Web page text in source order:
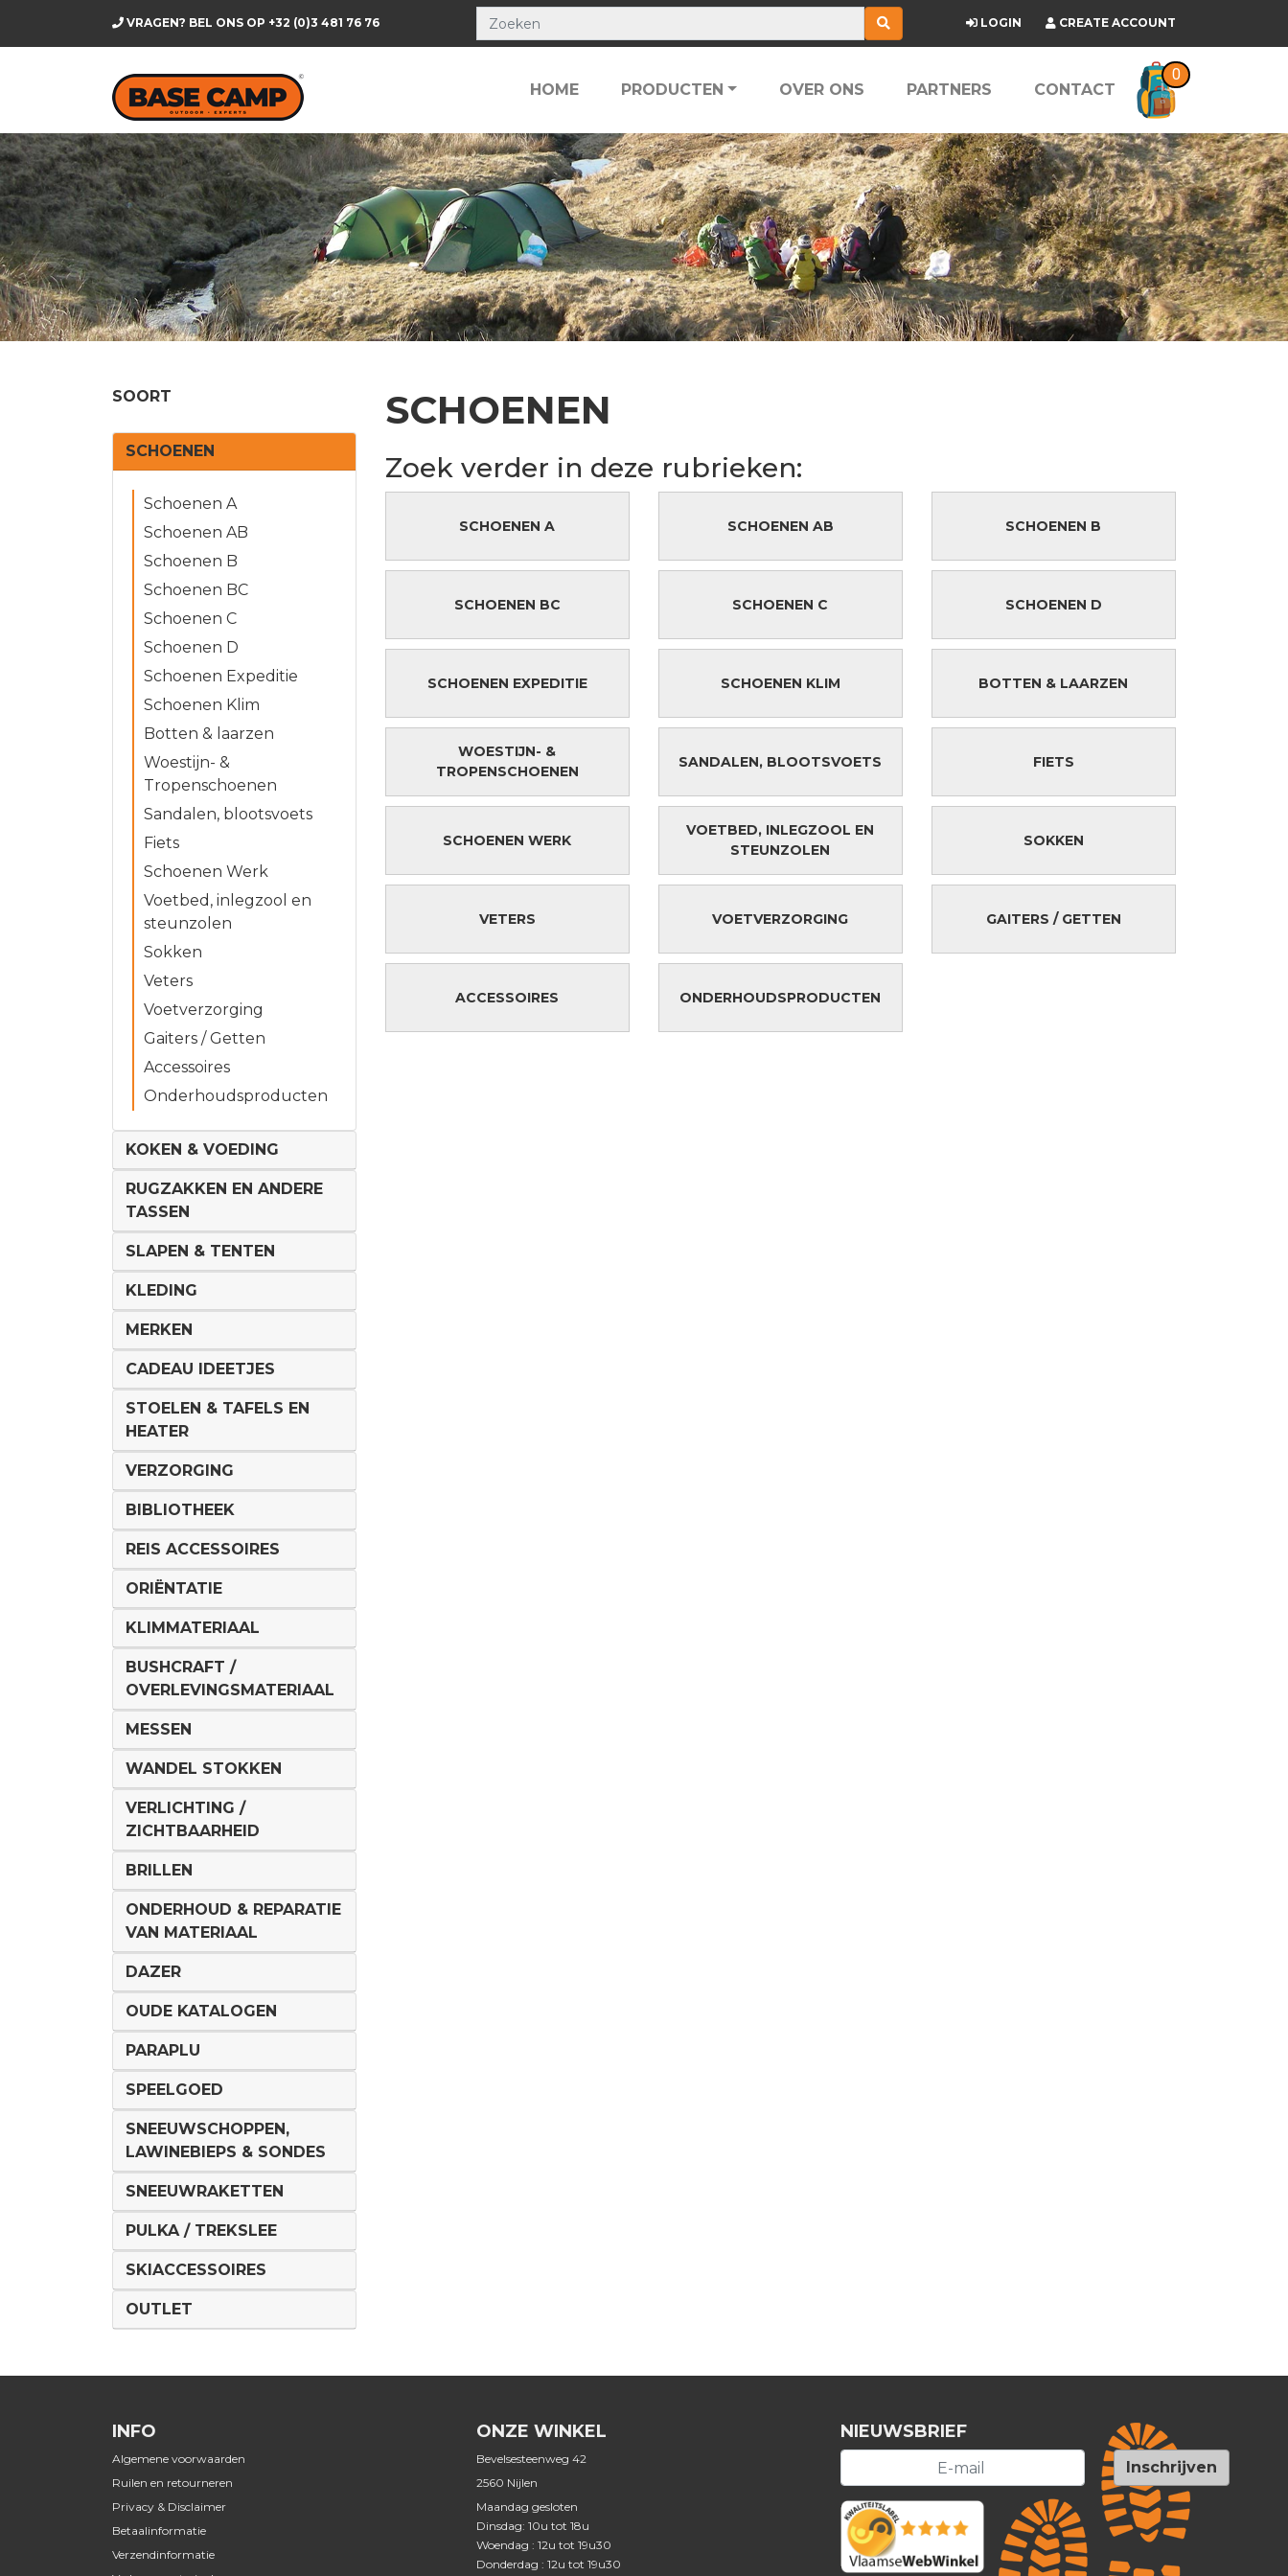
VRAGEN? BEL ONS OP +32 (0)3 481 76 76 LOGIN CREATE ACCOUNT
HOME PRODUCTEN OVER ONS PARTNERS CONTACT
0
SOORT
SCHOENEN
Schoenen A
Schoenen AB
Schoenen B
Schoenen BC
Schoenen C
Schoenen D
Schoenen Expeditie
Schoenen Klim
Botten & laarzen
Woestijn- &
Tropenschoenen
Sandalen, blootsvoets
Fiets
Schoenen Werk
Voetbed, inlegzool en
steunzolen
Sokken
Veters
Voetverzorging
Gaiters / Getten
Accessoires
Onderhoudsproducten
KOKEN & VOEDING
RUGZAKKEN EN ANDERE
TASSEN
SLAPEN & TENTEN
KLEDING
MERKEN
CADEAU IDEETJES
STOELEN & TAFELS EN
HEATER
VERZORGING
BIBLIOTHEEK
REIS ACCESSOIRES
ORIËNTATIE
KLIMMATERIAAL
BUSHCRAFT /
OVERLEVINGSMATERIAAL
MESSEN
WANDEL STOKKEN
VERLICHTING /
ZICHTBAARHEID
BRILLEN
ONDERHOUD & REPARATIE
VAN MATERIAAL
DAZER
OUDE KATALOGEN
PARAPLU
SPEELGOED
SNEEUWSCHOPPEN,
LAWINEBIEPS & SONDES
SNEEUWRAKETTEN
PULKA / TREKSLEE
SKIACCESSOIRES
OUTLET
SCHOENEN
Zoek verder in deze rubrieken:
SCHOENEN A SCHOENEN AB SCHOENEN B
SCHOENEN BC SCHOENEN C SCHOENEN D
SCHOENEN EXPEDITIE SCHOENEN KLIM BOTTEN & LAARZEN
WOESTIJN- &
TROPENSCHOENEN
SANDALEN, BLOOTSVOETS FIETS
SCHOENEN WERK
VOETBED, INLEGZOOL EN
STEUNZOLEN
SOKKEN
VETERS VOETVERZORGING GAITERS / GETTEN
ACCESSOIRES ONDERHOUDSPRODUCTEN
INFO
Algemene voorwaarden
Ruilen en retourneren
Privacy & Disclaimer
Betaalinformatie
Verzendinformatie
ONZE WINKEL
Bevelsesteenweg 42
2560 Nijlen
Maandag gesloten
Dinsdag: 10u tot 18u
Woendag : 12u tot 19u30
Donderdag : 12u tot 19u30
NIEUWSBRIEF